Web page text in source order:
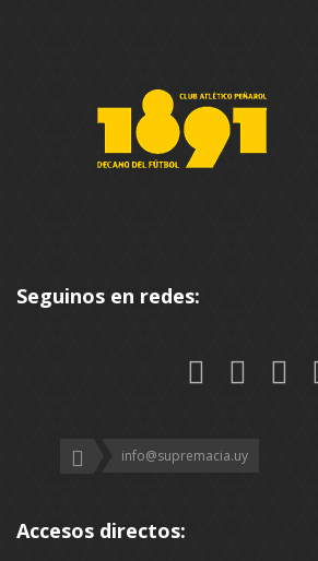
Seguinos en redes:
info@supremacia.uy
Accesos directos: